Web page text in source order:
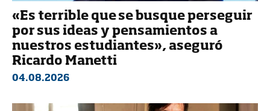
«Es terrible que se busque perseguir
por sus ideas y pensamientos a
nuestros estudiantes», aseguró
Ricardo Manetti
04.08.2026